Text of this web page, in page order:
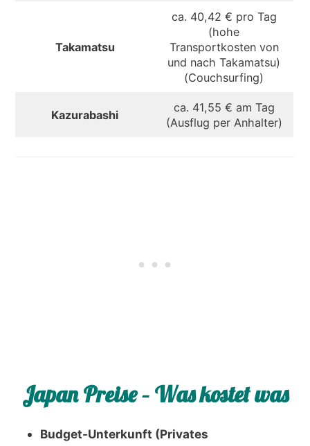
Takamatsu
ca. 40,42 € pro Tag
(hohe
Transportkosten von
und nach Takamatsu)
(Couchsurfing)
Kazurabashi
ca. 41,55 € am Tag
(Ausflug per Anhalter)
Japan Preise – Was kostet was
Budget-Unterkunft (Privates